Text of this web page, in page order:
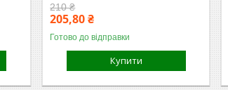
210 ₴
205,80 ₴
Готово до відправки
Купити